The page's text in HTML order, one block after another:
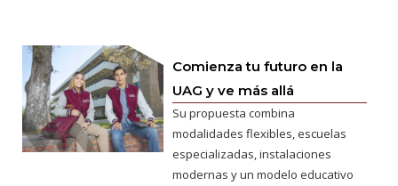
Comienza tu futuro en la
UAG y ve más allá
Su propuesta combina
modalidades flexibles, escuelas
especializadas, instalaciones
modernas y un modelo educativo